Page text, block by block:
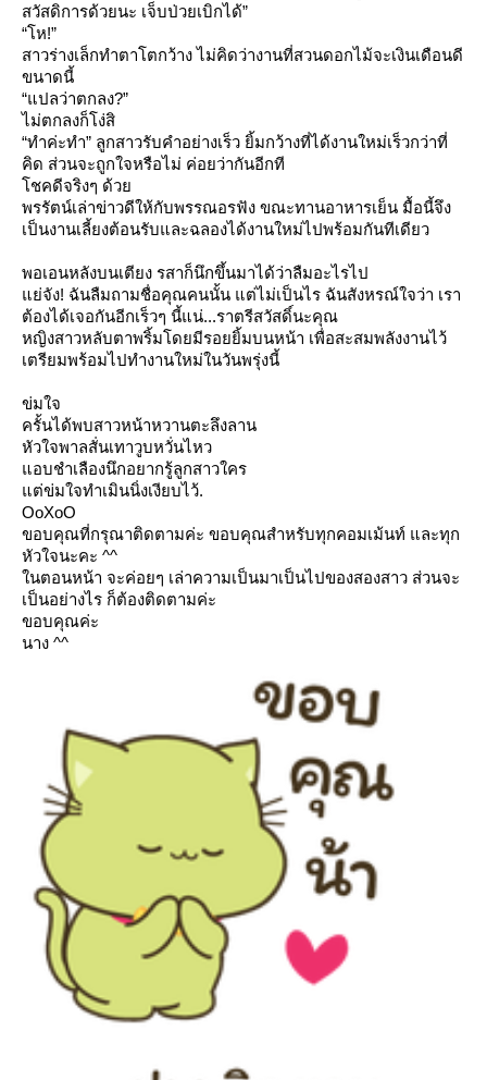
สวัสดิการด้วยนะ เจ็บป่วยเบิกได้”
“โห!”
สาวร่างเล็กทำตาโตกว้าง ไม่คิดว่างานที่สวนดอกไม้จะเงินเดือนดี
ขนาดนี้
“แปลว่าตกลง?”
ไม่ตกลงก็โง่สิ
“ทำค่ะทำ” ลูกสาวรับคำอย่างเร็ว ยิ้มกว้างที่ได้งานใหม่เร็วกว่าที่
คิด ส่วนจะถูกใจหรือไม่ ค่อยว่ากันอีกที
ชคดีจริงๆ ด้ว
พรรัตน์เล่าข่าวดีให้กับพรรณอรฟัง ขณะทานอาหารเย็น มื้อนี้จึง
เป็นงานเลี้ยงต้อนรับและฉลองได้งานใหม่ไปพร้อมกันทีเดียว
พอเอนหลังบนเตียง รสาก็นึกขึ้นมาได้ว่าลืมอะไรไป
่จัง! ฉันลืมถามชื่อคุณคนนั้น แต่ไม่เป็นไร ฉันสังหรณ์ใจว่า เรา
ต้องได้เจอกันอีกเร็วๆ นี้แน่...ราตรีสวัสดิ์นะคุณ
หญิงสาวหลับตาพริ้มโดยมีรอยยิ้มบนหน้า เพื่อสะสมพลังงานไว้
เตรียมพร้อมไปทำงานใหม่ในวันพรุ่งนี้
ข่มใจ
ครั้นได้พบสาวหน้าหวานตะลึงลาน
หัวใจพาลสั่นเทาวูบหวั่นไหว
อบชำเลืองนึกอยากรู้ลูกสาวใคร
ต่ข่มใจทำเมินนิ่งเงียบไว้.
OoXoO
ขอบคุณที่กรุณาติดตามค่ะ ขอบคุณสำหรับทุกคอมเม้นท์ และทุก
หัวใจนะคะ ^^
นตอนหน้า จะค่อยๆ เล่าความเป็นมาเป็นไปของสองสาว ส่วนจะ
เป็นอย่างไร ก็ต้องติดตามค่ะ
ขอบคุณค่ะ
นาง ^^